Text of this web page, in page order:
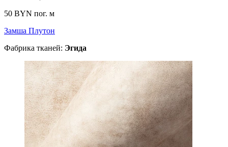
50 BYN пог. м
Замша Плутон
Фабрика тканей: Эгида